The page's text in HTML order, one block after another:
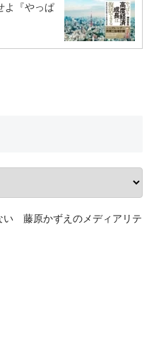
よ『やっぱ
い 藤原かずえのメディアリテ